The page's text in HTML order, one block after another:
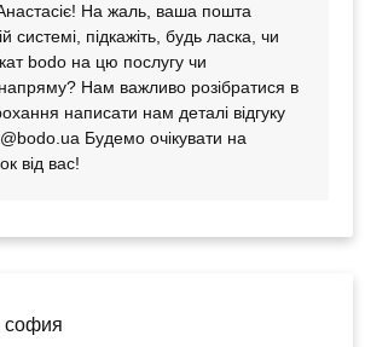
На жаль, ваша пошта
системі, підкажіть, будь ласка, чи
bodo на цю послугу чи
Нам важливо розібратися в
написати нам деталі відгуку
Будемо очікувати на
від вас!
софия